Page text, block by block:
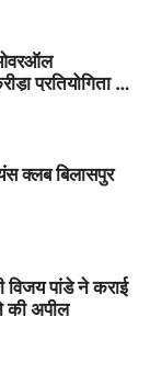
ओवरऑल
प्रतियोगिता में
क्लब बिलासपुर
विजय पांडे ने कराई
की अपील